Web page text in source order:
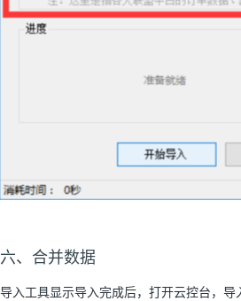
六、合并数据
导入工具显示导入完成后，打开云控台，导